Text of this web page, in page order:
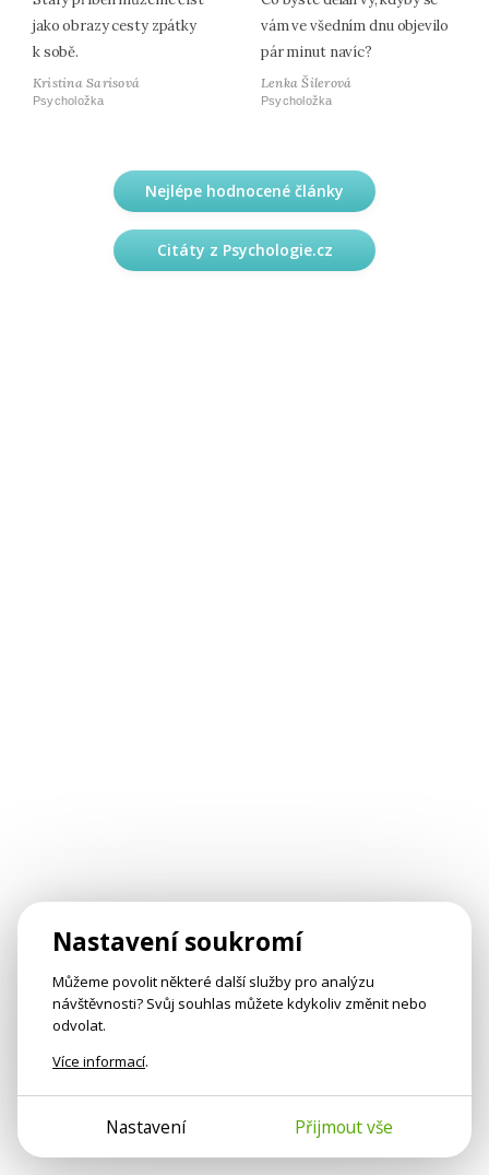
jako obrazy cesty zpátky
k sobě.
Kristina Sarisová
Psycholožka
vám ve všedním dnu objevilo
pár minut navíc?
Lenka Šilerová
Psycholožka
Nejlépe hodnocené články
Citáty z Psychologie.cz
Nastavení soukromí
Můžeme povolit některé další služby pro analýzu
návštěvnosti? Svůj souhlas můžete kdykoliv změnit nebo
odvolat.
Více informací.
Nastavení Přijmout vše